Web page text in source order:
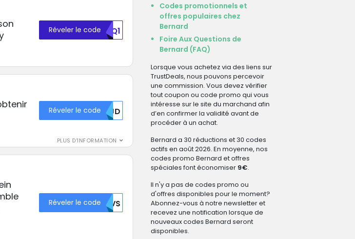
Réveler le codeMDQ1
PLUS D'INFORMATION
Réveler le codeMDJD
Réveler le codeTUVS
Codes promotionnels et
offres populaires chez
Bernard
Foire Aux Questions de
Bernard (FAQ)
Lorsque vous achetez via des liens sur
TrustDeals, nous pouvons percevoir
une commission. Vous devez vérifier
tout coupon ou code promo qui vous
intéresse sur le site du marchand afin
d’en confirmer la validité avant de
procéder à un achat.
Bernard a 30 réductions et 30 codes
actifs en août 2026. En moyenne, nos
codes promo Bernard et offres
spéciales font économiser 9€.
Il n'y a pas de codes promo ou
d'offres disponibles pour le moment?
Abonnez-vous à notre newsletter et
recevez une notification lorsque de
nouveaux codes Bernard seront
disponibles.